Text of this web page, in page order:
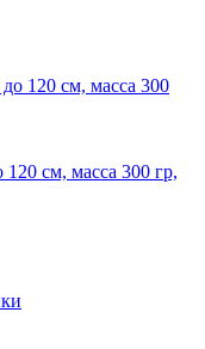
см, масса 300 гр,